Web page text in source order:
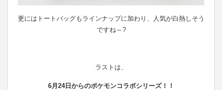
更にはトートバッグもラインナップに加わり、人気が白熱しそう
ですね～?
ラストは、
6月24日からのポケモンコラボシリーズ！！